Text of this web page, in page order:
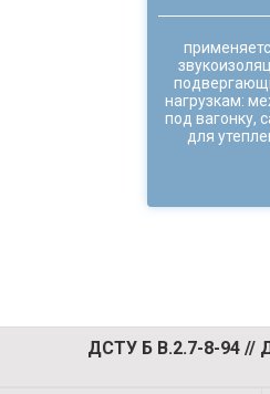
нагрузкам:
под вагонку,
для
ДСТУ Б В.2.7-8-94 //